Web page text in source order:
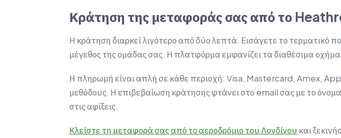
Κράτηση της μεταφοράς σας από το
Η κράτηση διαρκεί λιγότερο από δύο λεπτά. Εισάγετε το τερματικό
μέγεθος της ομάδας σας. Η πλατφόρμα εμφανίζει τα διαθέσιμα
Η πληρωμή είναι απλή σε κάθε περιοχή: Visa, Mastercard, Amex,
μεθόδους. Η επιβεβαίωση κράτησης φτάνει στο email σας με το
στις αφίξεις.
Κλείστε τη μεταφορά σας από το αεροδρόμιο του Λονδίνου και